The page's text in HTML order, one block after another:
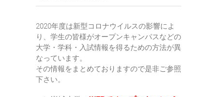
2020年度は新型コロナウイルスの影響によ
り、学生の皆様がオープンキャンパスなどの
大学・学科・入試情報を得るための方法が異
なっています。
その情報をまとめておりますので是非ご参照
下さい。